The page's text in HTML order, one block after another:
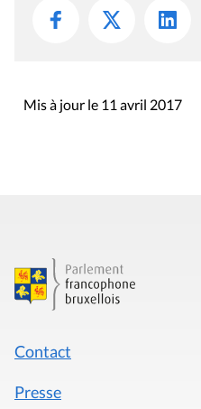
Mis à jour le 11 avril 2017
Contact
Presse